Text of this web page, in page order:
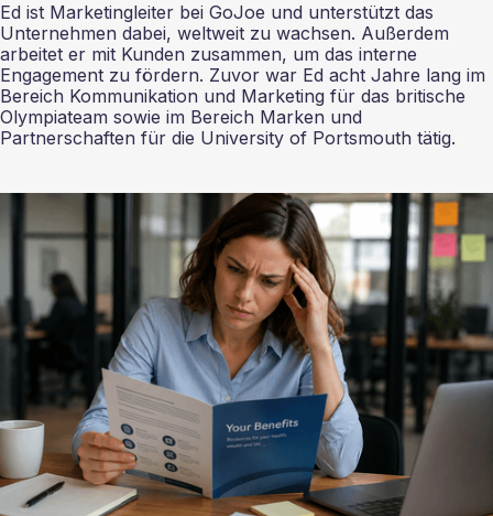
Ed ist Marketingleiter bei GoJoe und unterstützt das
Unternehmen dabei, weltweit zu wachsen. Außerdem
arbeitet er mit Kunden zusammen, um das interne
Engagement zu fördern. Zuvor war Ed acht Jahre lang im
Bereich Kommunikation und Marketing für das britische
Olympiateam sowie im Bereich Marken und
Partnerschaften für die University of Portsmouth tätig.